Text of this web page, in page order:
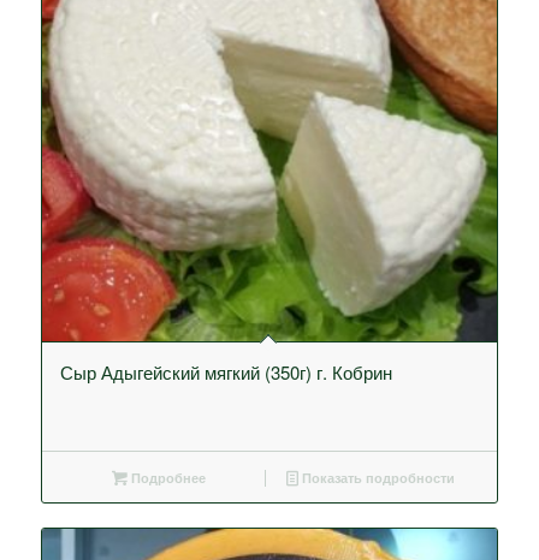
Сыр Адыгейский мягкий (350г) г. Кобрин
Подробнее Показать подробности